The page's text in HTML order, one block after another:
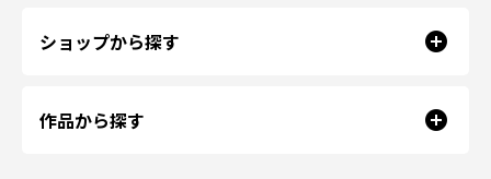
ショップから探す
作品から探す